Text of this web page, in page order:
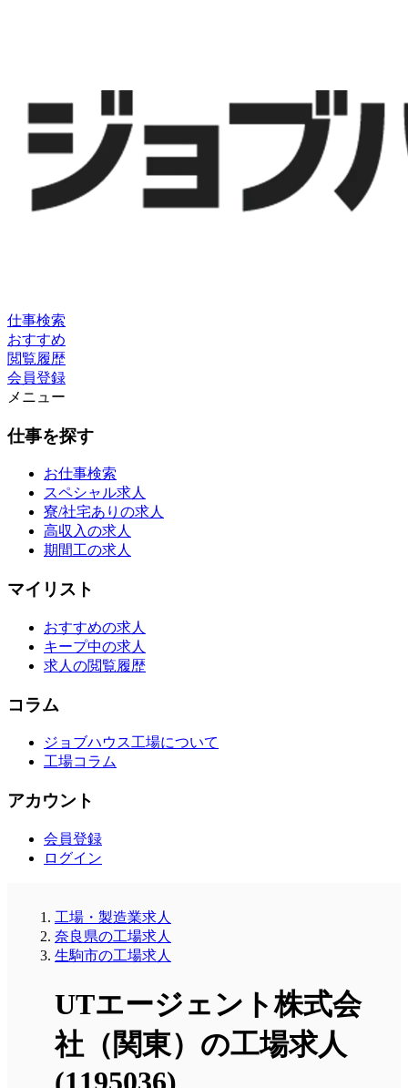
仕事検索
おすすめ
閲覧履歴
会員登録
メニュー
仕事を探す
お仕事検索
スペシャル求人
寮/社宅ありの求人
高収入の求人
期間工の求人
マイリスト
おすすめの求人
キープ中の求人
求人の閲覧履歴
コラム
ジョブハウス工場について
工場コラム
アカウント
会員登録
ログイン
工場・製造業求人
奈良県の工場求人
生駒市の工場求人
UTエージェント株式会
社（関東）の工場求人